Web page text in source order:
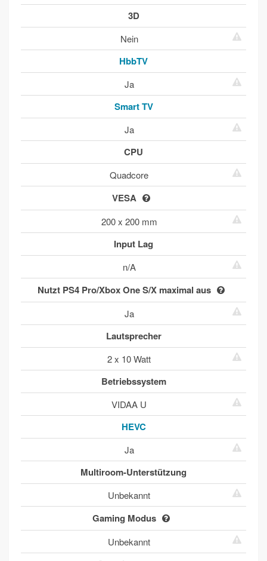
3D
Nein
HbbTV
Ja
Smart TV
Ja
CPU
Quadcore
VESA
200 x 200 mm
Input Lag
n/A
Nutzt PS4 Pro/Xbox One S/X maximal aus
Ja
Lautsprecher
2 x 10 Watt
Betriebssystem
VIDAA U
HEVC
Ja
Multiroom-Unterstützung
Unbekannt
Gaming Modus
Unbekannt